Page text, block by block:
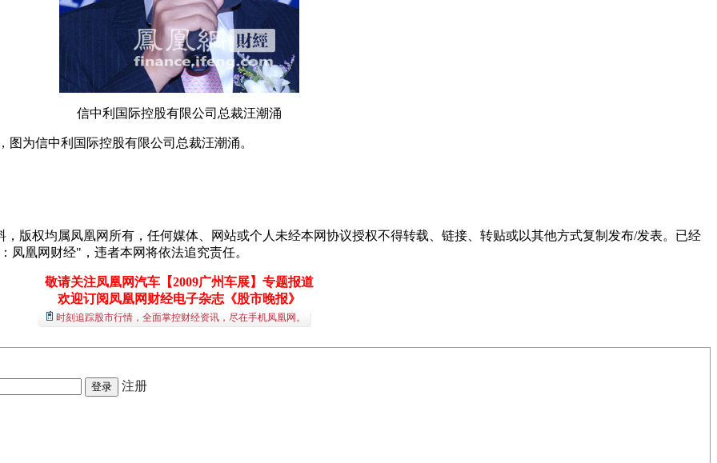
信中利国际控股有限公司总裁汪潮涌
图为信中利国际控股有限公司总裁汪潮涌。
版权均属凤凰网所有，任何媒体、网站或个人未经本网协议授权不得转载、链接、转贴或以其他方式复制发布/发表。已经
凤凰网财经"，违者本网将依法追究责任。
敬请关注凤凰网汽车【2009广州车展】专题报道
欢迎订阅凤凰网财经电子杂志《股市晚报》
时刻追踪股市行情，全面掌控财经资讯，尽在手机凤凰网。
注册